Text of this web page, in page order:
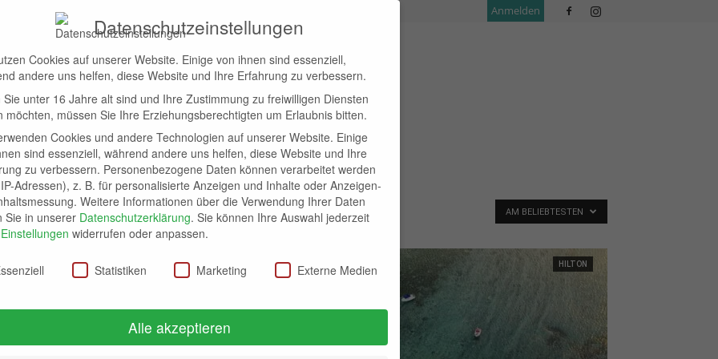
Anmelden
Cashback Deals Eurowings - Boomerang Club AM BELIEBTESTEN
HILTON
Datenschutzeinstellungen
Cookies auf unserer Website. Einige von ihnen sind essenziell,
andere uns helfen, diese Website und Ihre Erfahrung zu verbessern.
Sie unter 16 Jahre alt sind und Ihre Zustimmung zu freiwilligen Diensten
möchten, müssen Sie Ihre Erziehungsberechtigten um Erlaubnis bitten.
Cookies und andere Technologien auf unserer Website. Einige
sind essenziell, während andere uns helfen, diese Website und Ihre
zu verbessern. Personenbezogene Daten können verarbeitet werden
Adressen), z. B. für personalisierte Anzeigen und Inhalte oder Anzeigen-
Weitere Informationen über die Verwendung Ihrer Daten
Sie in unserer Datenschutzerklärung. Sie können Ihre Auswahl jederzeit
Einstellungen widerrufen oder anpassen.
Statistiken Marketing Externe Medien
Alle akzeptieren